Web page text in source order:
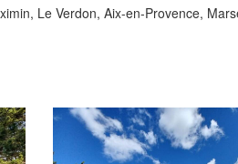
Le Verdon, Aix-en-Provence,